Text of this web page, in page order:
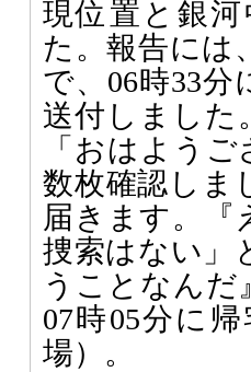
現位置と銀
た。報告には
で、06時33
送付しました
「おはよう
数枚確認しま
届きます。『
捜索はない」
うことなんだ
07時05分に
場）。